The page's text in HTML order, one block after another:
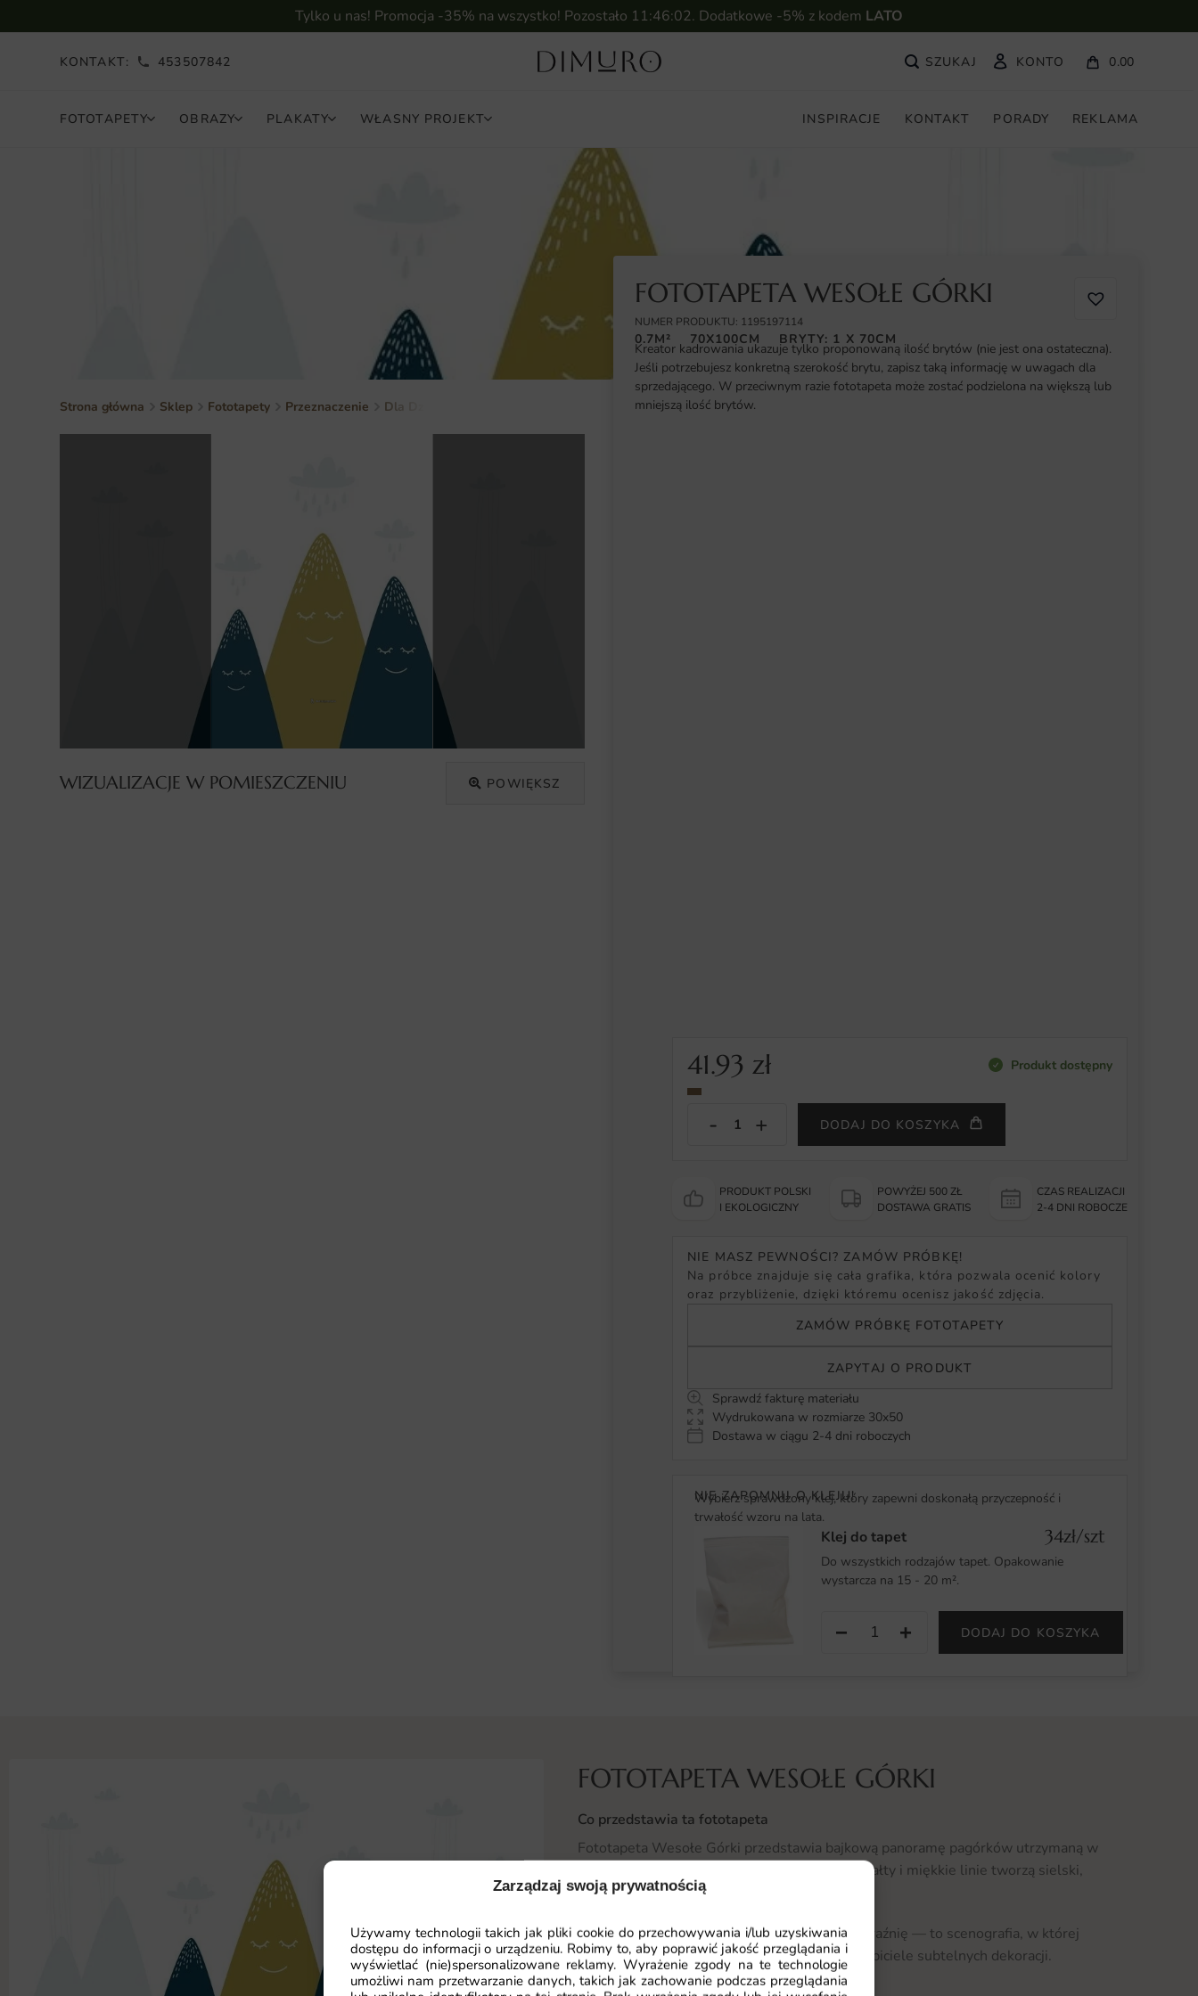
Zarządzaj swoją prywatnością
Używamy technologii takich jak pliki cookie do przechowywania i/lub uzyskiwania
dostępu do informacji o urządzeniu. Robimy to, aby poprawić jakość przeglądania i
wyświetlać (nie)spersonalizowane reklamy. Wyrażenie zgody na te technologie
umożliwi nam przetwarzanie danych, takich jak zachowanie podczas przeglądania
Tylko u nas! Promocja -35% na wszystko! Pozostało 11:46:01. Dodatkowe -5% z kodem LATO
KONTAKT: 453507842 KONTO 0.00
FOTOTAPETY OBRAZY PLAKATY WŁASNY PROJEKT INSPIRACJE KONTAKT PORADY REKLAMA
Strona główna Sklep Fototapety Przeznaczenie Dla Dziecka Fototapeta Wesołe Górki
WIZUALIZACJE W POMIESZCZENIU POWIĘKSZ
FOTOTAPETA WESOŁE GÓRKI
NUMER PRODUKTU: 1195197114
0.7M² 70X100CM BRYTY: 1 X 70CM
Kreator kadrowania ukazuje tylko proponowaną ilość brytów (nie jest ona ostateczna).
Jeśli potrzebujesz konkretną szerokość brytu, zapisz taką informację w uwagach dla
sprzedającego. W przeciwnym razie fototapeta może zostać podzielona na większą lub
mniejszą ilość brytów.
41.93zł Produkt dostępny
DODAJ DO KOSZYKA
PRODUKT POLSKI
I EKOLOGICZNY
POWYŻEJ 500 ZŁ
DOSTAWA GRATIS
CZAS REALIZACJI
2-4 DNI ROBOCZE
NIE MASZ PEWNOŚCI? ZAMÓW PRÓBKĘ!
Na próbce znajduje się cała grafika, która pozwala ocenić kolory
oraz przybliżenie, dzięki któremu ocenisz jakość zdjęcia.
ZAMÓW PRÓBKĘ FOTOTAPETY
ZAPYTAJ O PRODUKT
Sprawdź fakturę materiału
Wydrukowana w rozmiarze 30x50
Dostawa w ciągu 2-4 dni roboczych
NIE ZAPOMNIJ O KLEJU!
Wybierz sprawdzony klej, który zapewni doskonałą przyczepność i
trwałość wzoru na lata.
Klej do tapet 34zł/szt
Do wszystkich rodzajów tapet. Opakowanie
wystarcza na 15 - 20 m².
− + DODAJ DO KOSZYKA
FOTOTAPETA WESOŁE GÓRKI
Co przedstawia ta fototapeta
Fototapeta Wesołe Górki przedstawia bajkową panoramę pagórków utrzymaną w
stonowanej, pastelowej palecie. Łagodne kształty i miękkie linie tworzą sielski,
opowieściowy nastrój.
Cała kompozycja działa kojąco i pobudza wyobraźnię — to scenografia, w której
dobrze czują się zarówno marzyciele, jak i wielbiciele subtelnych dekoracji.